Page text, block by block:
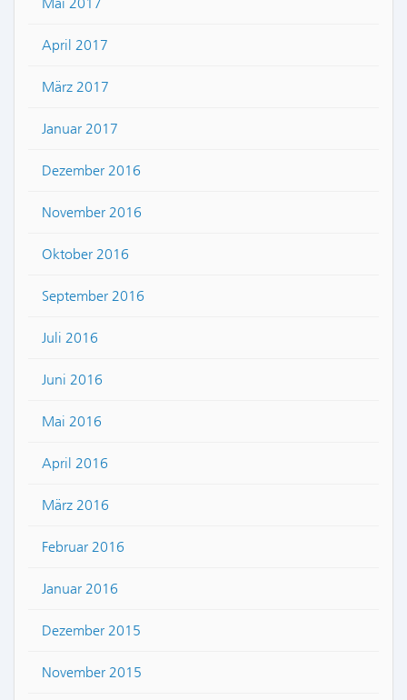
April 2017
März 2017
Januar 2017
Dezember 2016
November 2016
Oktober 2016
September 2016
Juli 2016
Juni 2016
Mai 2016
April 2016
März 2016
Februar 2016
Januar 2016
Dezember 2015
November 2015